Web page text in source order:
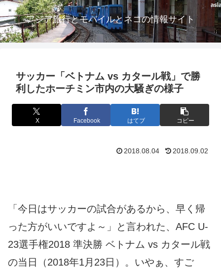
アジア旅行とモバイルとネコの情報サイト
サッカー「ベトナム vs カタール戦」で勝
利したホーチミン市内の大騒ぎの様子
X Facebook はてブ コピー
2018.08.04 2018.09.02
「今日はサッカーの試合があるから、早く帰
った方がいいですよ～」と言われた、AFC U-
23選手権2018 準決勝 ベトナム vs カタール戦
の当日（2018年1月23日）。いやぁ、すご